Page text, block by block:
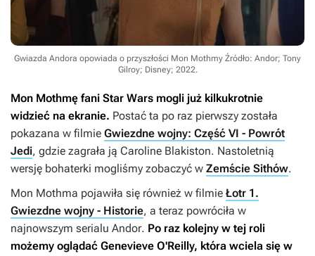
Gwiazda Andora opowiada o przyszłości Mon Mothmy Źródło: Andor; Tony
Gilroy; Disney; 2022.
Mon Mothmę fani Star Wars mogli już kilkukrotnie
widzieć na ekranie. Postać ta po raz pierwszy została
pokazana w filmie Gwiezdne wojny: Część VI - Powrót
Jedi, gdzie zagrała ją Caroline Blakiston. Nastoletnią
wersję bohaterki mogliśmy zobaczyć w Zemście Sithów.
Mon Mothma pojawiła się również w filmie Łotr 1.
Gwiezdne wojny - Historie, a teraz powróciła w
najnowszym serialu Andor. Po raz kolejny w tej roli
możemy oglądać Genevieve O'Reilly, która wciela się w